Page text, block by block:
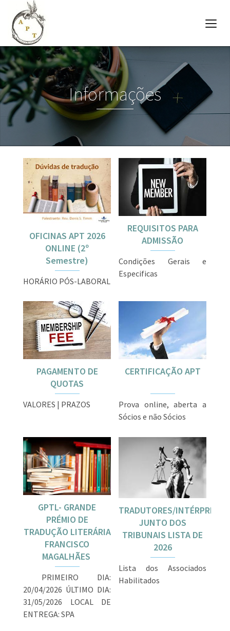
Informações
OFICINAS APT 2026
ONLINE (2º
Semestre)
HORÁRIO PÓS-LABORAL
REQUISITOS PARA
ADMISSÃO
Condições Gerais e
Especificas
PAGAMENTO DE
QUOTAS
VALORES | PRAZOS
CERTIFICAÇÃO APT
Prova online, aberta a
Sócios e não Sócios
GPTL- GRANDE
PRÉMIO DE
TRADUÇÃO LITERÁRIA
FRANCISCO
MAGALHÃES
PRIMEIRO DIA:
20/04/2026 ÚLTIMO DIA:
31/05/2026 LOCAL DE
ENTREGA: SPA
TRADUTORES/INTÉRPRETES
JUNTO DOS
TRIBUNAIS LISTA DE
2026
Lista dos Associados
Habilitados